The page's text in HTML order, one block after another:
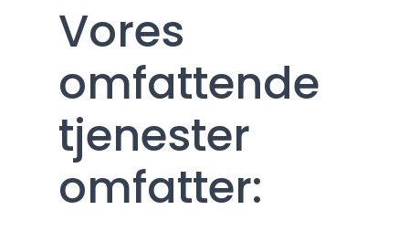
Vores
omfattende
tjenester
omfatter: